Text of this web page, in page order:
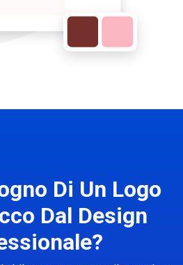
Di Un Logo
Dal Design